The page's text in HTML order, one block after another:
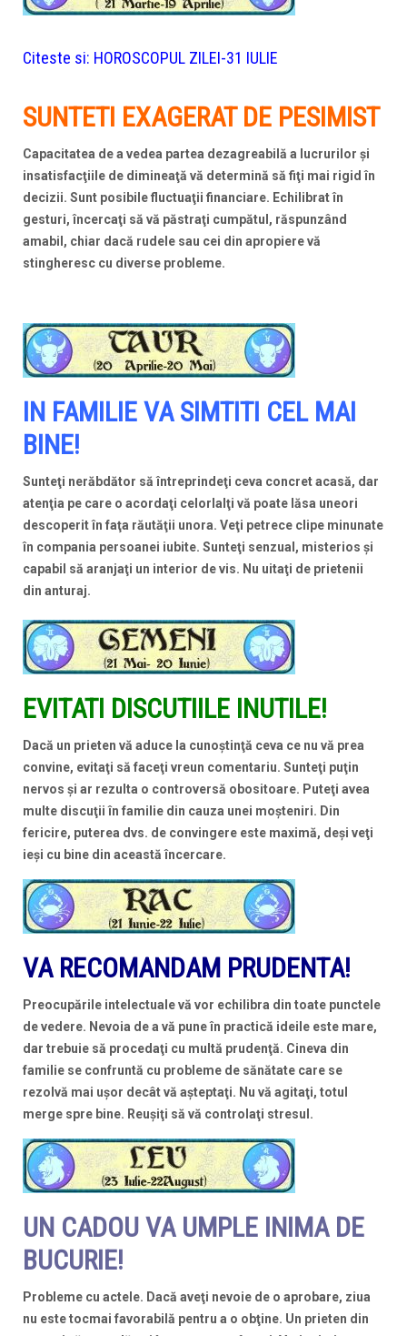
Citeste si: HOROSCOPUL ZILEI-31 IULIE
SUNTETI EXAGERAT DE PESIMIST
Capacitatea de a vedea partea dezagreabilă a lucrurilor şi
insatisfacţiile de dimineaţă vă determină să fiţi mai rigid în
decizii. Sunt posibile fluctuaţii financiare. Echilibrat în
gesturi, încercaţi să vă păstraţi cumpătul, răspunzând
amabil, chiar dacă rudele sau cei din apropiere vă
stingheresc cu diverse probleme.
IN FAMILIE VA SIMTITI CEL MAI
BINE!
Sunteţi nerăbdător să întreprindeţi ceva concret acasă, dar
atenţia pe care o acordaţi celorlalţi vă poate lăsa uneori
descoperit în faţa răutăţii unora. Veţi petrece clipe minunate
în compania persoanei iubite. Sunteţi senzual, misterios şi
capabil să aranjaţi un interior de vis. Nu uitaţi de prietenii
din anturaj.
EVITATI DISCUTIILE INUTILE!
Dacă un prieten vă aduce la cunoştinţă ceva ce nu vă prea
convine, evitaţi să faceţi vreun comentariu. Sunteţi puţin
nervos şi ar rezulta o controversă obositoare. Puteţi avea
multe discuţii în familie din cauza unei moşteniri. Din
fericire, puterea dvs. de convingere este maximă, deşi veţi
ieşi cu bine din această încercare.
VA RECOMANDAM PRUDENTA!
Preocupările intelectuale vă vor echilibra din toate punctele
de vedere. Nevoia de a vă pune în practică ideile este mare,
dar trebuie să procedaţi cu multă prudenţă. Cineva din
familie se confruntă cu probleme de sănătate care se
rezolvă mai uşor decât vă aşteptaţi. Nu vă agitaţi, totul
merge spre bine. Reuşiţi să vă controlaţi stresul.
UN CADOU VA UMPLE INIMA DE
BUCURIE!
Probleme cu actele. Dacă aveţi nevoie de o aprobare, ziua
nu este tocmai favorabilă pentru a o obţine. Un prieten din